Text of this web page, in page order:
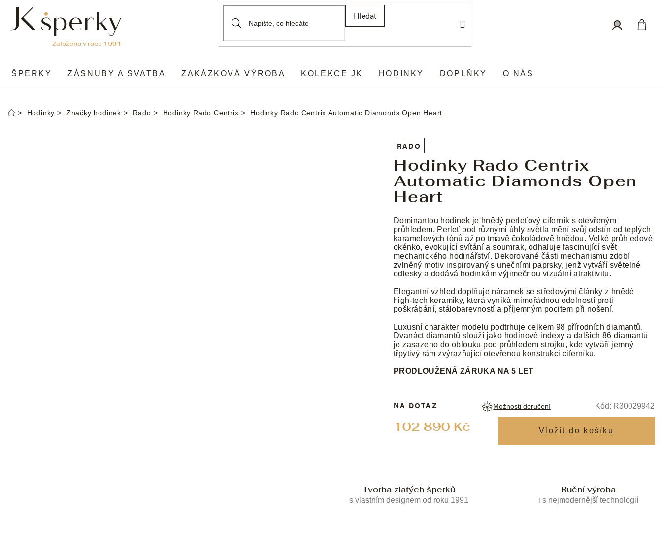
obsah
Hledat
ŠPERKY ZÁSNUBY A SVATBA ZAKÁZKOVÁ VÝROBA KOLEKCE JK HODINKY DOPLŇKY O NÁS
DomůHodinky Značky hodinek Rado Hodinky Rado Centrix Hodinky Rado Centrix Automatic Diamonds Open Heart
RADO
Hodinky Rado Centrix
Automatic Diamonds Open
Heart
Dominantou hodinek je hnědý perleťový ciferník s otevřeným
průhledem. Perleť pod různými úhly světla mění svůj odstín od teplých
karamelových tónů až po tmavě čokoládově hnědou. Velké průhledové
okénko, evokující svítání a soumrak, odhaluje fascinující svět
mechanického hodinářství. Dekorované části mechanismu zdobí
zvlněný motiv inspirovaný slunečními paprsky, jenž vytváří světelné
odlesky a dodává hodinkám výjimečnou vizuální atraktivitu.
Elegantní vzhled doplňuje náramek se středovými články z hnědé
high-tech keramiky, která vyniká mimořádnou odolností proti
poškrábání, stálobarevností a příjemným pocitem při nošení.
Luxusní charakter modelu podtrhuje celkem 98 přírodních diamantů.
Dvanáct diamantů slouží jako hodinové indexy a dalších 86 diamantů
je zasazeno do oblouku pod průhledem strojku, kde vytváří jemný
třpytivý rám zvýrazňující otevřenou konstrukci ciferníku.
PRODLOUŽENÁ ZÁRUKA NA 5 LET
102 890 Kč
NA DOTAZ Možnosti doručení Kód: R30029942
Tvorba zlatých šperků
s vlastním designem od roku 1991
Ruční výroba
i s nejmodernější technologií